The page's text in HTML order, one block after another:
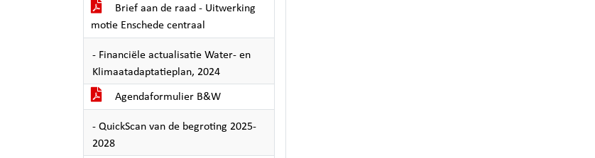
Brief aan de raad - Uitwerking
motie Enschede centraal
- Financiële actualisatie Water- en
Klimaatadaptatieplan, 2024
Agendaformulier B&W
- QuickScan van de begroting 2025-
2028